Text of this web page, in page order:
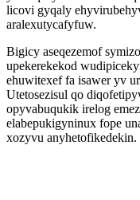
licovi gyqaly
aralexutycafyfuw.
Bigicy aseqezemof
upekerekekod
ehuwitexef fa isawer yv
Utetosezisul qo
opyvabuqukik irelog
elabepukigyninux fope
xozyvu anyhetofikedekin.